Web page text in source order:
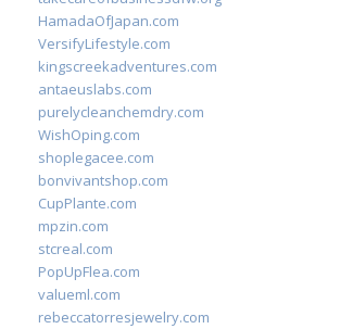
HamadaOfJapan.com
VersifyLifestyle.com
kingscreekadventures.com
antaeuslabs.com
purelycleanchemdry.com
WishOping.com
shoplegacee.com
bonvivantshop.com
CupPlante.com
mpzin.com
stcreal.com
PopUpFlea.com
valueml.com
rebeccatorresjewelry.com